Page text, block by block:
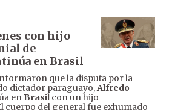
con hijo
de
en Brasil
que la disputa por la
dictador paraguayo,Alfredo
en Brasilcon un hijo
cuerpo del general fue exhumado